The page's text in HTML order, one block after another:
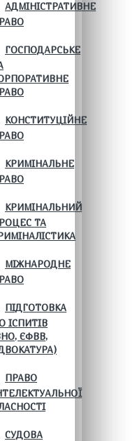
АДМІНІСТРАТИВНЕ
ГОСПОДАРСЬКЕ
КОНСТИТУЦІЙНЕ
КРИМІНАЛЬНЕ
КРИМІНАЛЬНИЙ
ТА
МІЖНАРОДНЕ
ПІДГОТОВКА
ІСПИТІВ
ЄФВВ,
ПРАВО
СУДОВА